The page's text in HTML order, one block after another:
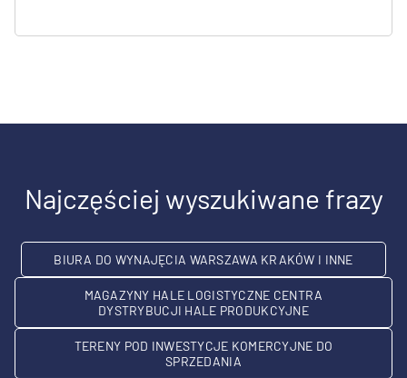
Najczęściej wyszukiwane frazy
BIURA DO WYNAJĘCIA WARSZAWA KRAKÓW I INNE
MAGAZYNY HALE LOGISTYCZNE CENTRA
DYSTRYBUCJI HALE PRODUKCYJNE
TERENY POD INWESTYCJE KOMERCYJNE DO
SPRZEDANIA